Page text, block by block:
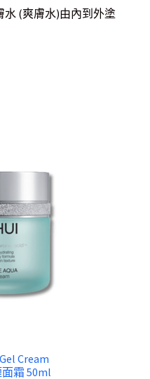
(爽膚水)由內到外塗
Cream
霜 50ml